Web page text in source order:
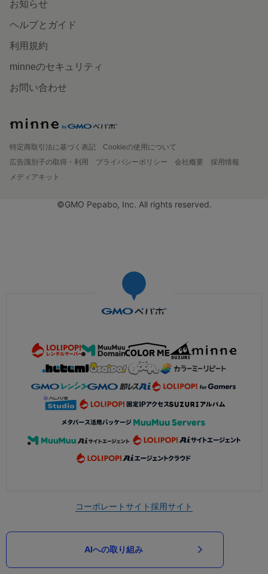
お知らせ
ヘルプとガイド
利用規約
minneのセキュリティ
お問い合わせ
特定商取引法に基づく表記
Cookieの使用について
広告識別子の取得・利用
プライバシーポリシー 会社概要
採用情報
メディアキット
©GMO Pepabo, Inc. All rights reserved.
コーポレートサイト採用サイト
AIへの取り組み